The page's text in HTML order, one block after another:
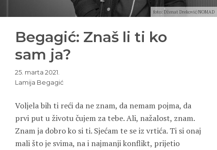
foto: Dženat Dreković/NOMAD
Begagić: Znaš li ti ko
sam ja?
25. marta 2021.
Lamija Begagić
Voljela bih ti reći da ne znam, da nemam pojma, da
prvi put u životu čujem za tebe. Ali, nažalost, znam.
Znam ja dobro ko si ti. Sjećam te se iz vrtića. Ti si onaj
mali što je svima, na i najmanji konflikt, prijetio